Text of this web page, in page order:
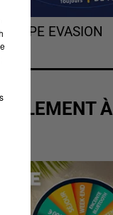
EVASION
À